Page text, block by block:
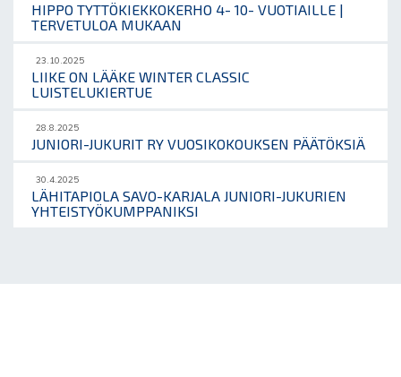
HIPPO TYTTÖKIEKKOKERHO 4- 10- VUOTIAILLE |
TERVETULOA MUKAAN
23.10.2025
LIIKE ON LÄÄKE WINTER CLASSIC
LUISTELUKIERTUE
28.8.2025
JUNIORI-JUKURIT RY VUOSIKOKOUKSEN PÄÄTÖKSIÄ
30.4.2025
LÄHITAPIOLA SAVO-KARJALA JUNIORI-JUKURIEN
YHTEISTYÖKUMPPANIKSI